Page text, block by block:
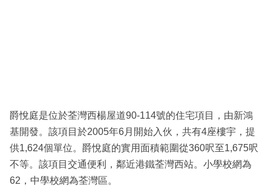
區
爵悅庭是位於荃灣西楊屋道90-114號的住宅項目，由新鴻
基開發。該項目於2005年6月開始入伙，共有4座樓宇，提
供1,624個單位。爵悅庭的實用面積範圍從360呎至1,675呎
不等。該項目交通便利，鄰近港鐵荃灣西站。小學校網為
62，中學校網為荃灣區。